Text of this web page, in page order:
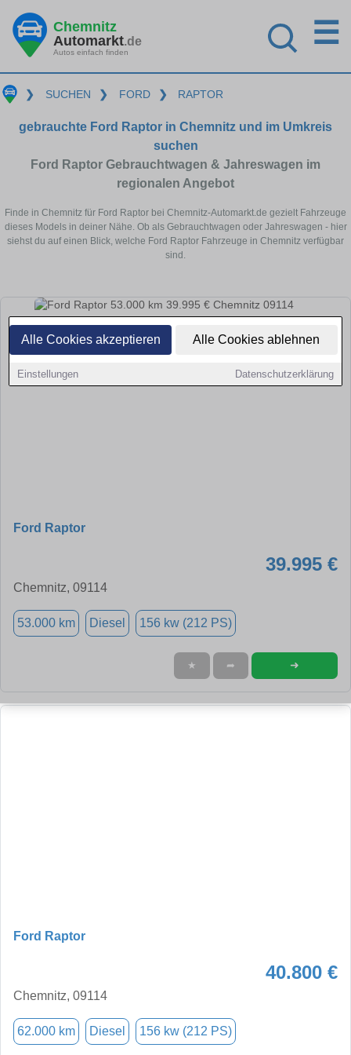
Alle Cookies akzeptieren Alle Cookies ablehnen
Einstellungen Datenschutzerklärung
Chemnitz
Automarkt.de
Autos einfach finden
☰
❯ SUCHEN ❯ FORD ❯ RAPTOR
gebrauchte Ford Raptor in Chemnitz und im Umkreis
suchen
Ford Raptor Gebrauchtwagen & Jahreswagen im
regionalen Angebot
Finde in Chemnitz für Ford Raptor bei Chemnitz-Automarkt.de gezielt Fahrzeuge
dieses Models in deiner Nähe. Ob als Gebrauchtwagen oder Jahreswagen - hier
siehst du auf einen Blick, welche Ford Raptor Fahrzeuge in Chemnitz verfügbar
sind.
Ford Raptor
39.995 €
Chemnitz, 09114
53.000 km Diesel 156 kw (212 PS)
★ ➦ ➜
Ford Raptor
40.800 €
Chemnitz, 09114
62.000 km Diesel 156 kw (212 PS)